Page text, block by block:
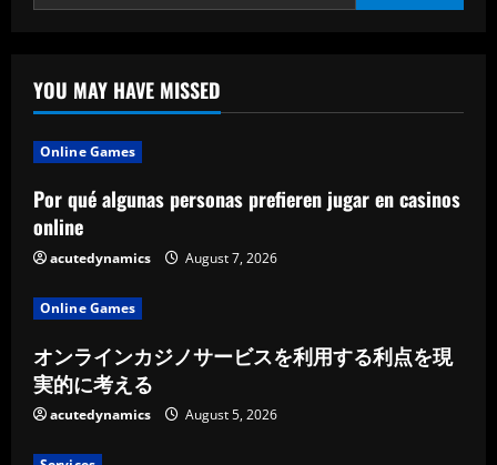
YOU MAY HAVE MISSED
Online Games
Por qué algunas personas prefieren jugar en casinos
online
acutedynamics August 7, 2026
Online Games
オンラインカジノサービスを利用する利点を現
実的に考える
acutedynamics August 5, 2026